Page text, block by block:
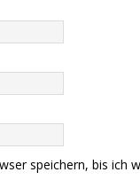
speichern, bis ich